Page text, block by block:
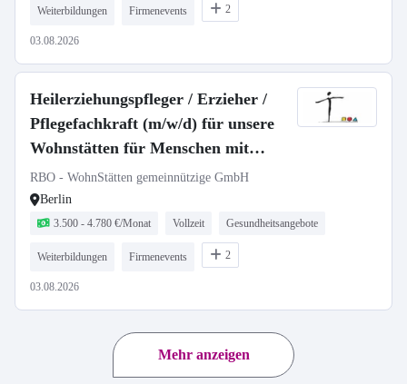
Weiterbildungen Firmenevents 2
03.08.2026
Heilerziehungspfleger / Erzieher /
Pflegefachkraft (m/w/d) für unsere
Wohnstätten für Menschen mit
Behinderungen
RBO - WohnStätten gemeinnützige GmbH
Berlin
3.500 - 4.780 €/Monat Vollzeit Gesundheitsangebote
Weiterbildungen Firmenevents 2
03.08.2026
Mehr anzeigen